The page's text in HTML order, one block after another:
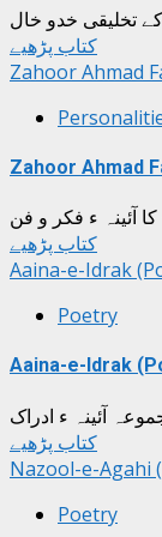
کے تخلیقی خدو خال
کتاب پڑھیے
Zahoor Ahmad
Zahoor Ahmad
آئینہ ء فکر و فن
کتاب پڑھیے
Aaina-e-Idrak
Poetry
Aaina-e-Idrak
آئینہ ء ادراک
کتاب پڑھیے
Nazool-e-Agahi
Poetry